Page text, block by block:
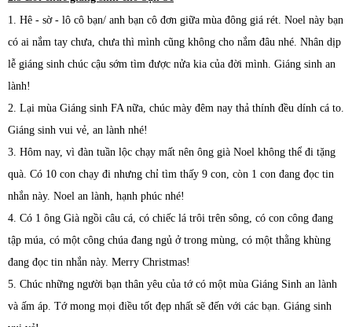
1. Hê - sờ - lô cô bạn/ anh bạn cô đơn giữa mùa đông giá rét. Noel này bạn
có ai nắm tay chưa, chưa thì mình cũng không cho nắm đâu nhé. Nhân dịp
lễ giáng sinh chúc cậu sớm tìm được nửa kia của đời mình. Giáng sinh an
lành!
2. Lại mùa Giáng sinh FA nữa, chúc mày đêm nay thả thính đều dính cá to.
Giáng sinh vui vẻ, an lành nhé!
3. Hôm nay, vì đàn tuần lộc chạy mất nên ông già Noel không thể đi tặng
quà. Có 10 con chạy đi nhưng chỉ tìm thấy 9 con, còn 1 con đang đọc tin
nhắn này. Noel an lành, hạnh phúc nhé!
4. Có 1 ông Già ngồi câu cá, có chiếc lá trôi trên sông, có con công đang
tập múa, có một công chúa đang ngủ ở trong mùng, có một thằng khùng
đang đọc tin nhắn này. Merry Christmas!
5. Chúc những người bạn thân yêu của tớ có một mùa Giáng Sinh an lành
và ấm áp. Tớ mong mọi điều tốt đẹp nhất sẽ đến với các bạn. Giáng sinh